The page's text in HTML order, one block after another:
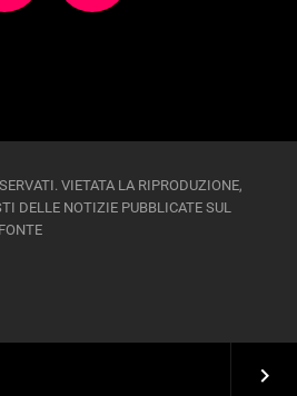
keyboard_arrow_right
VIETATA LA RIPRODUZIONE,
DELLE NOTIZIE PUBBLICATE SUL